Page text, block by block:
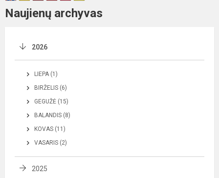
Naujienų archyvas
2026
LIEPA (1)
BIRŽELIS (6)
GEGUŽĖ (15)
BALANDIS (8)
KOVAS (11)
VASARIS (2)
2025